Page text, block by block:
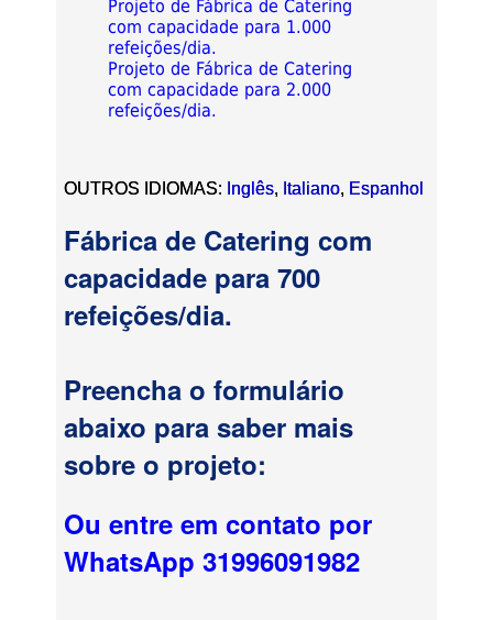
Projeto de Fábrica de Catering
com capacidade para 1.000
refeições/dia.
Projeto de Fábrica de Catering
com capacidade para 2.000
refeições/dia.
OUTROS IDIOMAS: Inglês, Italiano, Espanhol
Fábrica de Catering com
capacidade para 700
refeições/dia.
Preencha o formulário
abaixo para saber mais
sobre o projeto:
Ou entre em contato por
WhatsApp 31996091982